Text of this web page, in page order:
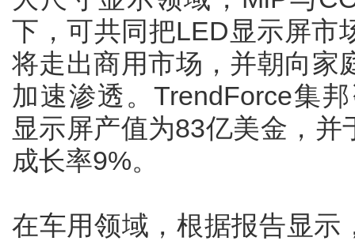
下，可共同把LED显示屏市
将走出商用市场，并朝向家
加速渗透。TrendForce集
显示屏产值为83亿美金，
成长率9%。
在车用领域，根据报告显示